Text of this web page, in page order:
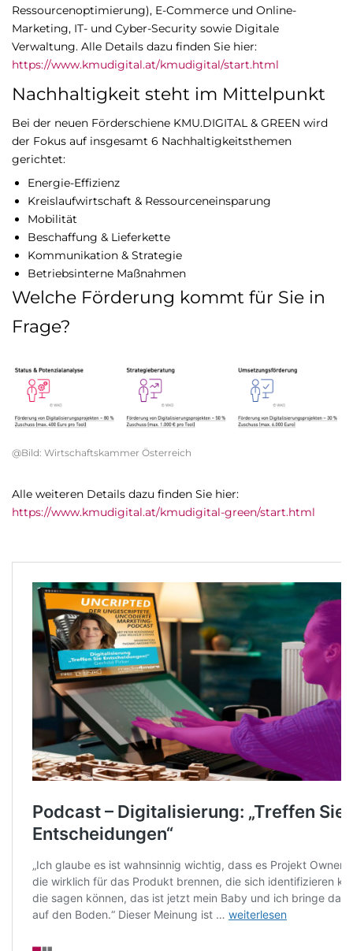
Ressourcenoptimierung), E-Commerce und Online-
Marketing, IT- und Cyber-Security sowie Digitale
Verwaltung. Alle Details dazu finden Sie hier:
https://www.kmudigital.at/kmudigital/start.html
Nachhaltigkeit steht im Mittelpunkt
Bei der neuen Förderschiene KMU.DIGITAL & GREEN wird
der Fokus auf insgesamt 6 Nachhaltigkeitsthemen
gerichtet:
Energie-Effizienz
Kreislaufwirtschaft & Ressourceneinsparung
Mobilität
Beschaffung & Lieferkette
Kommunikation & Strategie
Betriebsinterne Maßnahmen
Welche Förderung kommt für Sie in
Frage?
@Bild: Wirtschaftskammer Österreich
Alle weiteren Details dazu finden Sie hier:
https://www.kmudigital.at/kmudigital-green/start.html